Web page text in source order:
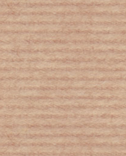
Τοξική
διάθεση